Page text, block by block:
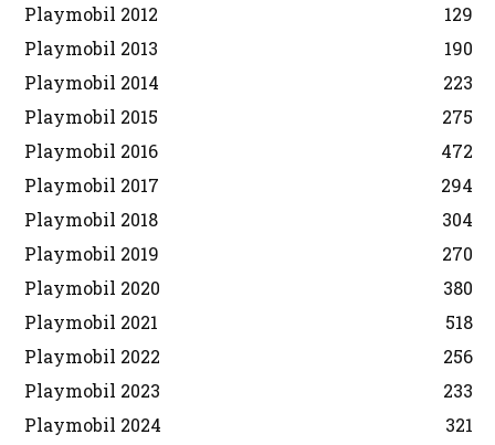
Playmobil 2012
129
Playmobil 2013
190
Playmobil 2014
223
Playmobil 2015
275
Playmobil 2016
472
Playmobil 2017
294
Playmobil 2018
304
Playmobil 2019
270
Playmobil 2020
380
Playmobil 2021
518
Playmobil 2022
256
Playmobil 2023
233
Playmobil 2024
321